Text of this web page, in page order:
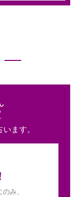
ます。
み、